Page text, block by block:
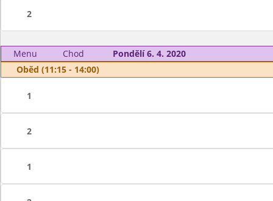
2
Menu Chod
Pondělí 6. 4. 2020
Oběd (11:15 - 14:00)
1
2
1